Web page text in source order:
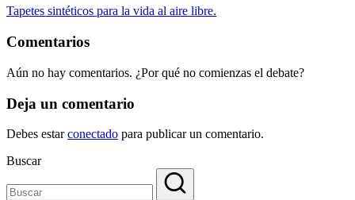
Tapetes sintéticos para la vida al aire libre.
Comentarios
Aún no hay comentarios. ¿Por qué no comienzas el debate?
Deja un comentario
Debes estarconectado para publicar un comentario.
Buscar